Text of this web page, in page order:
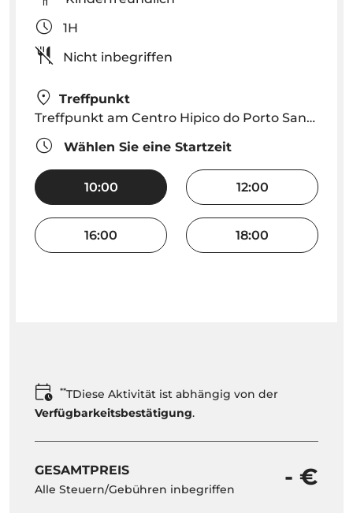
1H
Nicht inbegriffen
Treffpunkt
Treffpunkt am Centro Hipico do Porto Santo
Wählen Sie eine Startzeit
10:00 12:00
16:00 18:00
**TDiese Aktivität ist abhängig von der
Verfügbarkeitsbestätigung.
GESAMTPREIS
Alle Steuern/Gebühren inbegriffen - €